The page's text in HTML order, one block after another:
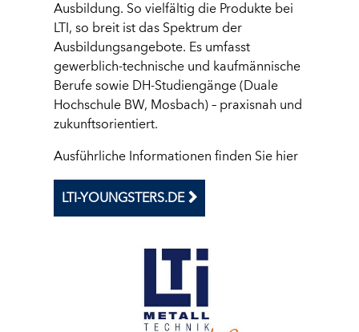
Ausbildung. So vielfältig die Produkte bei
LTI, so breit ist das Spektrum der
Ausbildungsangebote. Es umfasst
gewerblich-technische und kaufmännische
Berufe sowie DH-Studiengänge (Duale
Hochschule BW, Mosbach) – praxisnah und
zukunftsorientiert.
Ausführliche Informationen finden Sie hier
LTI-YOUNGSTERS.DE